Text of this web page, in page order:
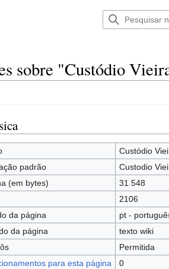
sobre "Custódio
Custódio
padrão
Custodio
(em bytes)
31 548
2106
da página
pt -
da página
texto wiki
Permitida
para esta página
0